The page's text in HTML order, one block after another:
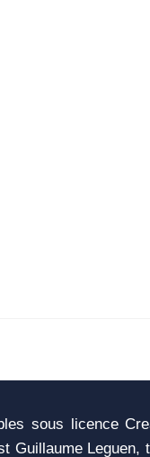
sous licence
Guillaume Leguen,